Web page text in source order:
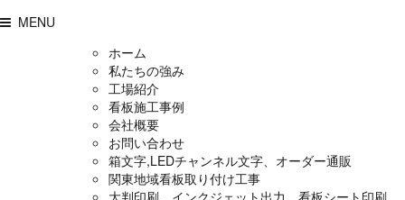
MENU
ホーム
私たちの強み
工場紹介
看板施工事例
会社概要
お問い合わせ
箱文字,LEDチャンネル文字、オーダー通販
関東地域看板取り付け工事
大判印刷、インクジェット出力、看板シート印刷、